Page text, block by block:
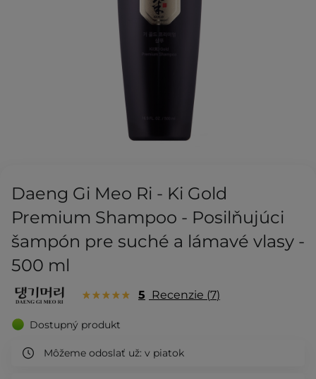
Daeng Gi Meo Ri - Ki Gold
Premium Shampoo - Posilňujúci
šampón pre suché a lámavé vlasy -
500 ml
5 Recenzie 7
Dostupný produkt
Môžeme odoslať už: v piatok